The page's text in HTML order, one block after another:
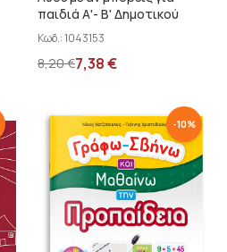
παιδιά Α'- Β' Δημοτικού
Κωδ.:1043153
8,20€7,38€
-10%